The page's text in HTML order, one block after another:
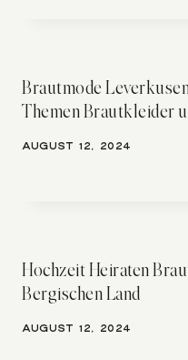
Brautmode
Themen Brautkleider
AUGUST 12, 2024
Hochzeit Heiraten
Bergischen Land
AUGUST 12, 2024